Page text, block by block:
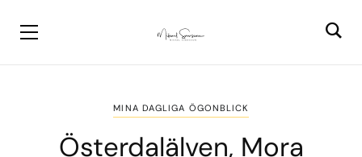
MINA DAGLIGA ÖGONBLICK
Österdalälven, Mora